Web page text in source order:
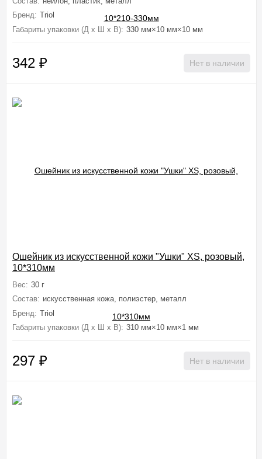
Бренд: Triol
Габариты упаковки (Д х Ш х В): 330 мм×10 мм×10 мм
342 ₽ Нет в наличии
Ошейник из искусственной кожи "Ушки" XS, розовый,
10*310мм
Вес: 30 г
Состав: искусственная кожа, полиэстер, металл
Бренд: Triol
Габариты упаковки (Д х Ш х В): 310 мм×10 мм×1 мм
297 ₽ Нет в наличии